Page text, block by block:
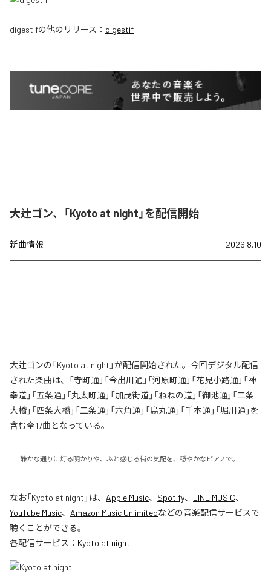
digestifの他のリリース： digestif
大辻ゴン、「Kyoto at night」を配信開始
新曲情報 2026.8.10
大辻ゴンの「Kyoto at night」が配信開始された。今回デジタル配信
された楽曲は、「寺町通」「今出川通」「河原町通」「花見小路通」「神
幸道」「五条通」「丸太町通」「加茂街道」「ねねの道」「御池通」「二条
大橋」「四条大橋」「二条通」「六角通」「烏丸通」「千本通」「堀川通」を
含む全17曲となっている。
静かな通りに灯る明かりや、ふと感じる街の気配を、穏やかなピアノで。
なお「Kyoto at night 」は、 Apple Music、 Spotify、 LINE MUSIC、
YouTube Music、 Amazon Music Unlimitedなどの音楽配信サービスで
聴くことができる。
各配信サービス： Kyoto at night